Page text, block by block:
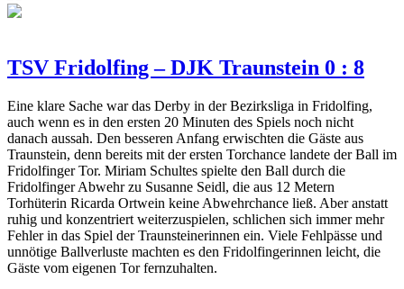
TSV Fridolfing – DJK Traunstein 0 : 8
Eine klare Sache war das Derby in der Bezirksliga in Fridolfing,
auch wenn es in den ersten 20 Minuten des Spiels noch nicht
danach aussah. Den besseren Anfang erwischten die Gäste aus
Traunstein, denn bereits mit der ersten Torchance landete der Ball im
Fridolfinger Tor. Miriam Schultes spielte den Ball durch die
Fridolfinger Abwehr zu Susanne Seidl, die aus 12 Metern
Torhüterin Ricarda Ortwein keine Abwehrchance ließ. Aber anstatt
ruhig und konzentriert weiterzuspielen, schlichen sich immer mehr
Fehler in das Spiel der Traunsteinerinnen ein. Viele Fehlpässe und
unnötige Ballverluste machten es den Fridolfingerinnen leicht, die
Gäste vom eigenen Tor fernzuhalten.